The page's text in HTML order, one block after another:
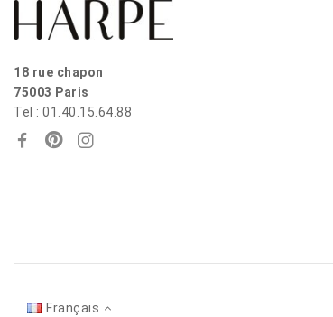
18 rue chapon
75003 Paris
Tel : 01.40.15.64.88
Français